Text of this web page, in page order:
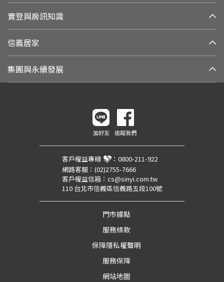
實登與房訊知識
信義居家
集團與永續發展
加好友 追蹤我們
客戶權益專線 ： 0800-211-922
網路客服： (02)2755-7666
客戶權益信箱： cs@sinyi.com.tw
110 台北市信義區信義路五段100號
門市據點
服務條款
保障隱私權聲明
服務保障
網站地圖